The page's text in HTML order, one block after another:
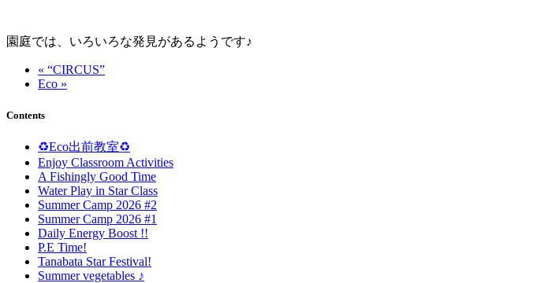
園庭では、いろいろな発見があるようです♪
« “CIRCUS”
Eco »
Contents
♻️Eco出前教室♻️
Enjoy Classroom Activities
A Fishingly Good Time
Water Play in Star Class
Summer Camp 2026 #2
Summer Camp 2026 #1
Daily Energy Boost !!
P.E Time!
Tanabata Star Festival!
Summer vegetables ♪